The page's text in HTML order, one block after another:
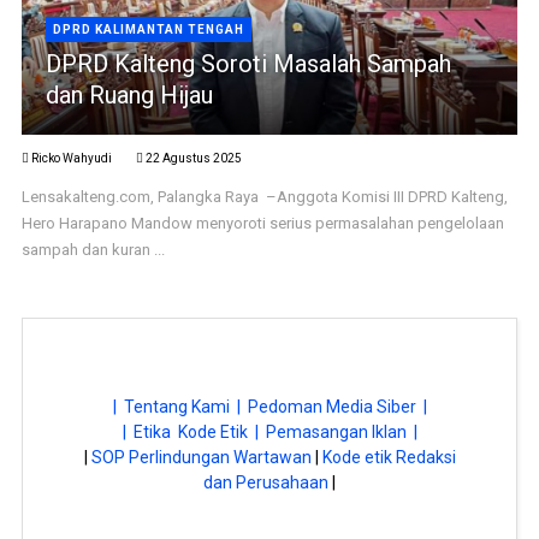
DPRD KALIMANTAN TENGAH
DPRD Kalteng Soroti Masalah Sampah
dan Ruang Hijau
Ricko Wahyudi 22 Agustus 2025
Lensakalteng.com, Palangka Raya –Anggota Komisi III DPRD Kalteng,
Hero Harapano Mandow menyoroti serius permasalahan pengelolaan
sampah dan kuran ...
| Tentang Kami |
Pedoman Media Siber |
| Etika Kode Etik |
Pemasangan Iklan |
SOP Perlindungan Wartawan
Kode etik Redaksi
dan Perusahaan